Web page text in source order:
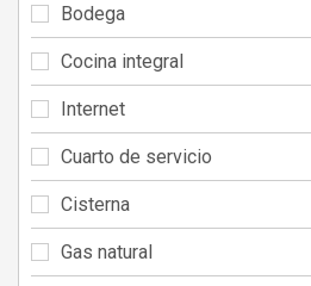
Bodega
Cocina integral
Internet
Cuarto de servicio
Cisterna
Gas natural